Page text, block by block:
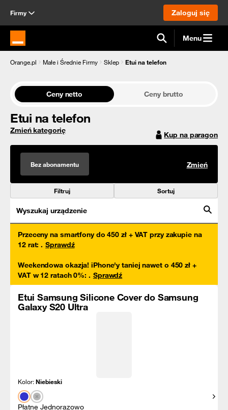
Firmy Zaloguj się
Strona główna Orange.pl Menu
Orange.pl Małe i Średnie Firmy Sklep Etui na telefon
Ceny netto Ceny brutto
Etui na telefon
Zmień kategorię Kup na paragon
Bez abonamentu Zmień
Filtruj Sortuj
Wyszukaj urządzenie
Przeceny na smartfony do 450 zł + VAT przy zakupie na
12 rat: . Sprawdź
Weekendowa okazja! iPhone'y taniej nawet o 450 zł +
VAT w 12 ratach 0%: . Sprawdź
Etui Samsung Silicone Cover do Samsung
Galaxy S20 Ultra
Kolor:Niebieski
Płatne Jednorazowo